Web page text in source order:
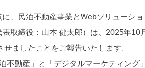
、民泊不動産事業とWebソリューショ
表取締役：山本 健太郎）は、2025年10
ましたことをご報告いたします。
不動産」と「デジタルマーケティング